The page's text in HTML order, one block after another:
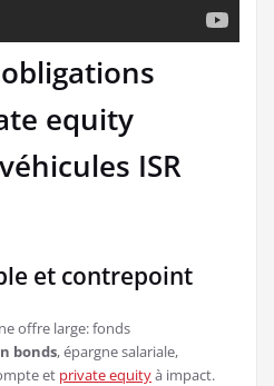
equity
ISR
et contrepoint
offre large: fonds
bonds, épargne salariale,
et private equityà impact.